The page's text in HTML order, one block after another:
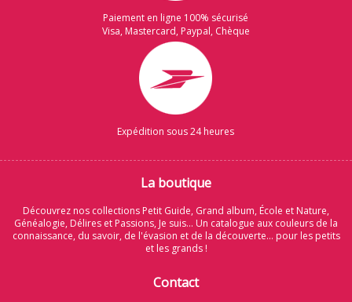
Paiement en ligne 100% sécurisé
Visa, Mastercard, Paypal, Chèque
Expédition sous 24 heures
La boutique
Découvrez nos collections Petit Guide, Grand album, École et Nature,
Généalogie, Délires et Passions, Je suis... Un catalogue aux couleurs de la
connaissance, du savoir, de l'évasion et de la découverte... pour les petits
et les grands !
Contact